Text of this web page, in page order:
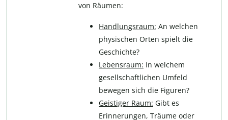
von Räumen:
Handlungsraum: An welchen
physischen Orten spielt die
Geschichte?
Lebensraum: In welchem
gesellschaftlichen Umfeld
bewegen sich die Figuren?
Geistiger Raum: Gibt es
Erinnerungen, Träume oder